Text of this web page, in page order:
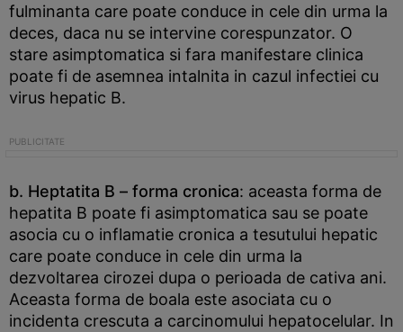
fulminanta care poate conduce in cele din urma la
deces, daca nu se intervine corespunzator. O
stare asimptomatica si fara manifestare clinica
poate fi de asemnea intalnita in cazul infectiei cu
virus hepatic B.
b. Heptatita B – forma cronica: aceasta forma de
hepatita B poate fi asimptomatica sau se poate
asocia cu o inflamatie cronica a tesutului hepatic
care poate conduce in cele din urma la
dezvoltarea cirozei dupa o perioada de cativa ani.
Aceasta forma de boala este asociata cu o
incidenta crescuta a carcinomului hepatocelular. In